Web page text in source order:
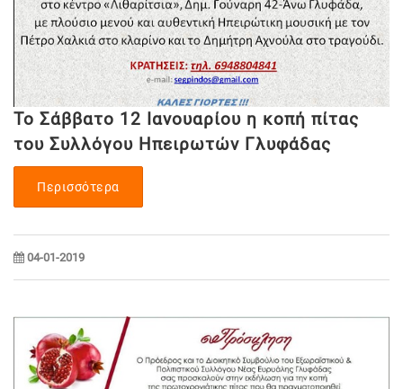
Το Σάββατο 12 Ιανουαρίου η κοπή πίτας
του Συλλόγου Ηπειρωτών Γλυφάδας
Περισσότερα
04-01-2019